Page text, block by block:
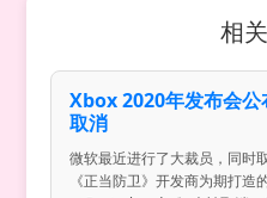
相
Xbox 2020年发布会
取消
微软最近进行了大裁员，同时
《正当防卫》开发商为期打造